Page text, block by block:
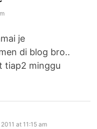
je
di blog bro..
tiap2 minggu
at 11:15 am